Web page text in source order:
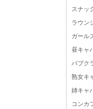
スナッ
ラウン
ガール
昼キャ
パブク
熟女キ
姉キャ
コンカ